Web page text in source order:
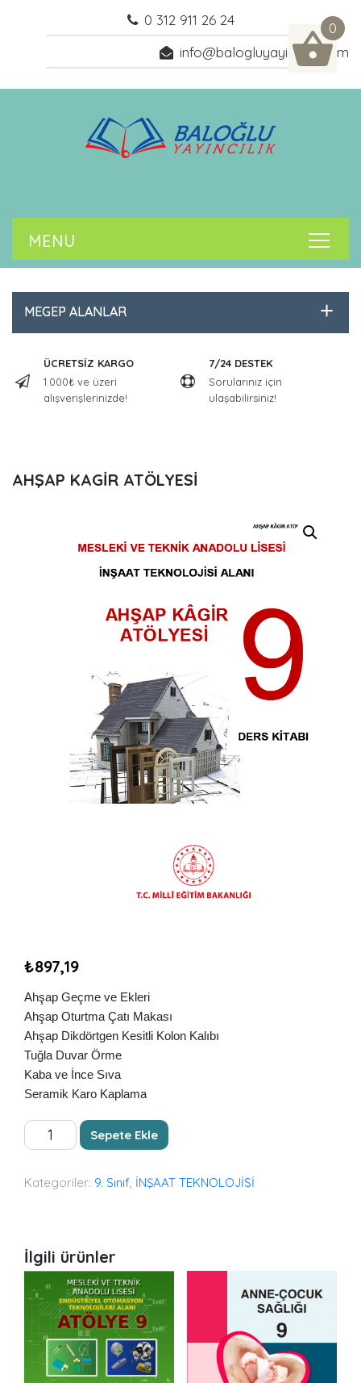
0 312 911 26 24
info@balogluyayincilik.com
MEGEP ALANLAR
ÜCRETSİZ KARGO
1.000₺ ve üzeri
alışverişlerinizde!
7/24 DESTEK
Sorularınız için
ulaşabilirsiniz!
AHŞAP KAGİR ATÖLYESİ
₺897,19
Ahşap Geçme ve Ekleri
Ahşap Oturtma Çatı Makası
Ahşap Dikdörtgen Kesitli Kolon Kalıbı
Tuğla Duvar Örme
Kaba ve İnce Sıva
Seramik Karo Kaplama
AHŞAP
KAGİR
adet
Sepete Ekle
Kategoriler: 9. Sınıf, İNŞAAT TEKNOLOJİSİ
İlgili ürünler
0